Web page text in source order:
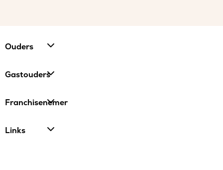
Ouders
Gastouders
Franchisenemer
Links